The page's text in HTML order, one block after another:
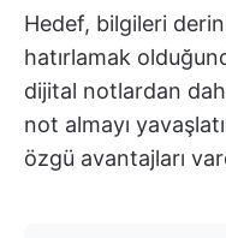
Hedef, bilgileri
hatırlamak
dijital notlardan
not almayı
özgü avantajları